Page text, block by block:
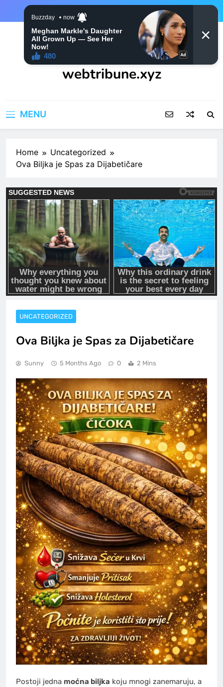
webtribune.xyz
MENU
Home
Uncategorized
Ova Biljka je Spas za Dijabetičare
UNCATEGORIZED
Ova Biljka je Spas za Dijabetičare
Sunny 5 Months Ago 0 2 Mins
Postoji jedna moćna biljka koju mnogi zanemaruju, a